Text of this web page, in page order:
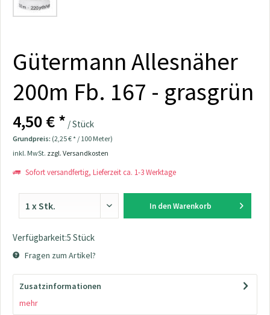
Gütermann Allesnäher
200m Fb. 167 - grasgrün
4,50 € * / Stück
Grundpreis: (2,25 € * / 100 Meter)
inkl. MwSt. zzgl. Versandkosten
Sofort versandfertig, Lieferzeit ca. 1-3 Werktage
In den Warenkorb
Verfügbarkeit:5 Stück
Fragen zum Artikel?
Zusatzinformationen
mehr